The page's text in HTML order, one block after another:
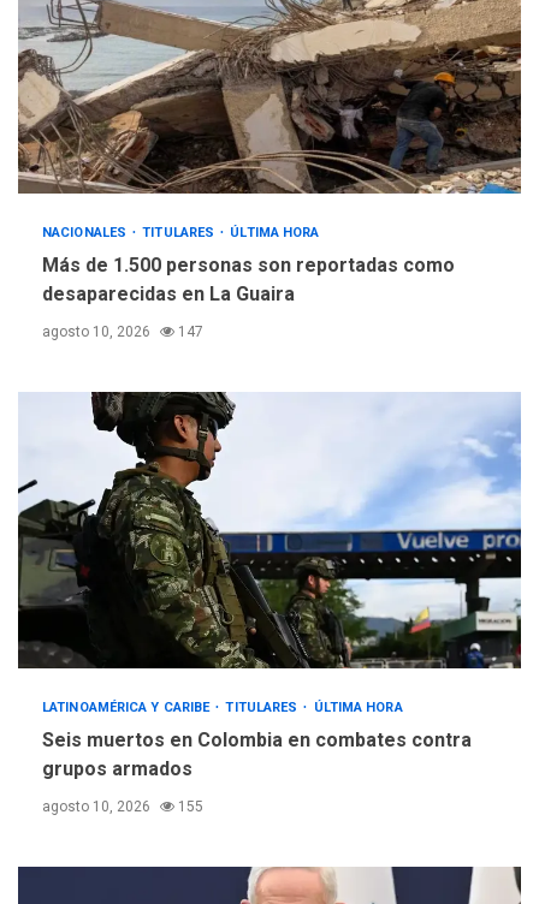
NACIONALES TITULARES ÚLTIMA HORA
Más de 1.500 personas son reportadas como
desaparecidas en La Guaira
agosto 10, 2026 147
LATINOAMÉRICA Y CARIBE TITULARES ÚLTIMA HORA
Seis muertos en Colombia en combates contra
grupos armados
agosto 10, 2026 155